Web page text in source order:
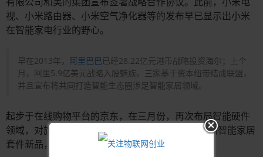
视、小米路由器、小米空气净化器等的发布早已显示出小米
在智能家电行业的野心。
早在2013年， 阿里巴巴已经28.22亿元港币战略投资海尔；上个
月，阿里5.9亿美元战略入股魅族。三家基于资本纽带结成联盟，
并且宣布将共同打造智能生态圈涉足智能家居领域。
起步于在线购物平台的京东，在三月份，再次布局智能硬件
领域，对旗下智能平台JD+发布新政策，并宣布退出智能家居
套件新品，力图围绕智能家居打造完整的服务圈。